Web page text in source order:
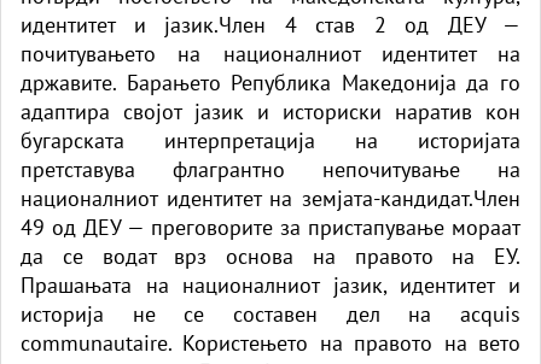
идентитет и јазик.Член 4 став 2 од ДЕУ —
почитувањето на националниот идентитет на
државите. Барањето Република Македонија да го
адаптира својот јазик и историски наратив кон
бугарската интерпретација на историјата
претставува флагрантно непочитување на
националниот идентитет на земјата-кандидат.Член
49 од ДЕУ — преговорите за пристапување мораат
да се водат врз основа на правото на ЕУ.
Прашањата на националниот јазик, идентитет и
историја не се составен дел на acquis
communautaire. Користењето на правото на вето